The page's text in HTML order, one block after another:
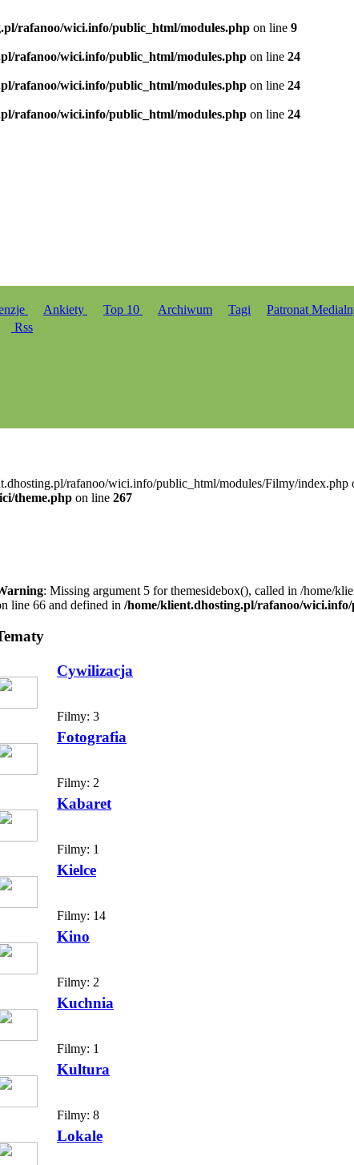
rafanoo/wici.info/public_html/modules.php on line 9
rafanoo/wici.info/public_html/modules.php on line 24
rafanoo/wici.info/public_html/modules.php on line 24
rafanoo/wici.info/public_html/modules.php on line 24
Ankiety Top 10 Archiwum Tagi Patronat
Rss
rafanoo/wici.info/public_html/modules/Filmy/index.php
theme.php on line 267
: Missing argument 5 for themesidebox(), called in /home/
line 66 and defined in /home/klient.dhosting.pl/rafanoo/
Cywilizacja
Filmy: 3
Fotografia
Filmy: 2
Kabaret
Filmy: 1
Kielce
Filmy: 14
Kino
Filmy: 2
Kuchnia
Filmy: 1
Kultura
Filmy: 8
Lokale